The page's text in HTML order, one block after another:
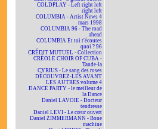
COLDPLAY - Left right left
right left
COLUMBIA - Artist News 4
mars 1998
COLUMBIA 96 - The road
ahead
COLUMBIA Et toi t'écoutes
quoi ? 96
CRÉDIT MUTUEL - Collection
CRÉOLE CHOIR OF CUBA -
Tande-la
CYRIUS - Le sang des roses
DÉCOUVREZ-LES AVANT
LES AUTRES volume 4
DANCE PARTY - le meilleur de
la Dance
Daniel LAVOIE - Docteur
tendresse
Daniel LEVI - Le cœur ouvert
Daniel ZIMMERMANN - Bone
machine